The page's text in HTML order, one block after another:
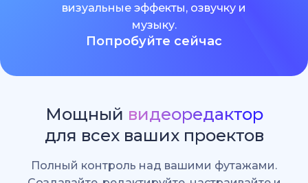
визуальные эффекты, озвучку и
музыку.
Попробуйте сейчас
Мощный видеоредактор
для всех ваших проектов
Полный контроль над вашими футажами.